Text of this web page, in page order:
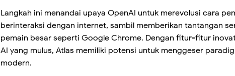
Langkah ini menandai upaya OpenAI untuk merevolusi cara
berinteraksi dengan internet, sambil memberikan tantangan
pemain besar seperti Google Chrome. Dengan fitur-fitur
AI yang mulus, Atlas memiliki potensi untuk menggeser
modern.